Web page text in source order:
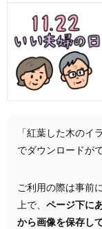
「紅葉した木のイ
でダウンロードが
ご利用の際は事前
上で、 ページ下に
から画像を保存し